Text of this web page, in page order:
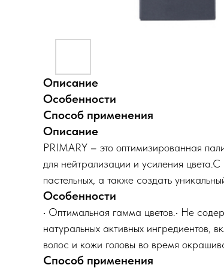
Описание
Особенности
Способ применения
Описание
PRIMARY – это оптимизированная
для нейтрализации и усиления
пастельных, а также создать
Особенности
• Оптимальная гамма цветов.• Не
натуральных активных ингредиентов,
волос и кожи головы во время
Способ применения